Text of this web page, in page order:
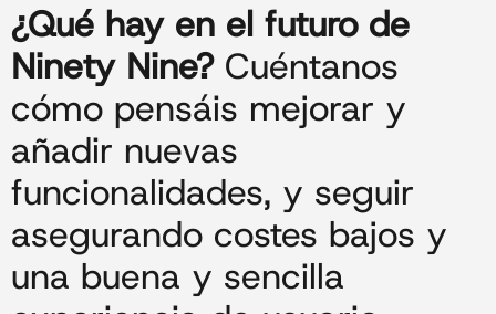
¿Qué hay en el futuro de
Ninety Nine?Cuéntanos
cómo pensáis mejorar y
añadir nuevas
funcionalidades, y seguir
asegurando costes bajos y
una buena y sencilla